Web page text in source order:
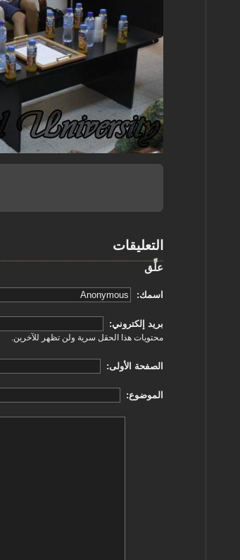
التعليقات
علِّق
‏اسمك: ‏
‏بريد إلكتروني: ‏
محتويات هذا الحقل سرية ولن تظهر للآخرين.
‏الصفحة الأولى: ‏
‏الموضوع: ‏